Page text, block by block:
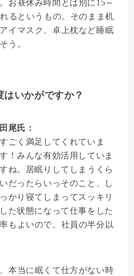
お昼休み時間とは別に15～
るというもの。そのまま机
イマスク、卓上枕など睡眠
う。
はいかがですか？
田尾氏：
すごく満足してくれていま
す！みんな有効活用していま
すね。居眠りしてしまうくら
いだったらいっそのこと、し
っかり寝てしまってスッキリ
した状態になって仕事をした
もよいので。社員の半分以
本当に眠くて仕方がない時